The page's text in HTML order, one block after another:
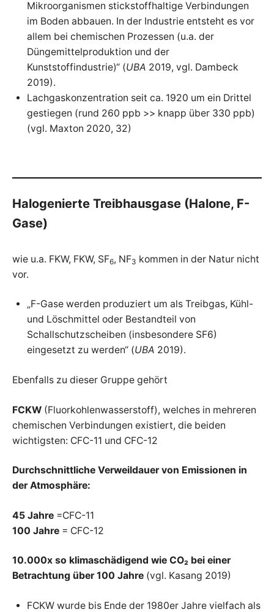
Mikroorganismen stickstoffhaltige Verbindungen
im Boden abbauen. In der Industrie entsteht es vor
allem bei chemischen Prozessen (u.a. der
Düngemittelproduktion und der
Kunststoffindustrie)“ (UBA 2019, vgl. Dambeck
2019).
Lachgaskonzentration seit ca. 1920 um ein Drittel
gestiegen (rund 260 ppb >> knapp über 330 ppb)
(vgl. Maxton 2020, 32)
Halogenierte Treibhausgase (Halone, F-
Gase)
wie u.a. FKW, FKW, SF6, NF3 kommen in der Natur nicht
vor.
„F-Gase werden produziert um als Treibgas, Kühl-
und Löschmittel oder Bestandteil von
Schallschutzscheiben (insbesondere SF6)
eingesetzt zu werden“ (UBA 2019).
Ebenfalls zu dieser Gruppe gehört
FCKW (Fluorkohlenwasserstoff), welches in mehreren
chemischen Verbindungen existiert, die beiden
wichtigsten: CFC-11 und CFC-12
Durchschnittliche Verweildauer von Emissionen in
der Atmosphäre:
45 Jahre =CFC-11
100 Jahre = CFC-12
10.000x so klimaschädigend wie CO₂ bei einer
Betrachtung über 100 Jahre (vgl. Kasang 2019)
FCKW wurde bis Ende der 1980er Jahre vielfach als